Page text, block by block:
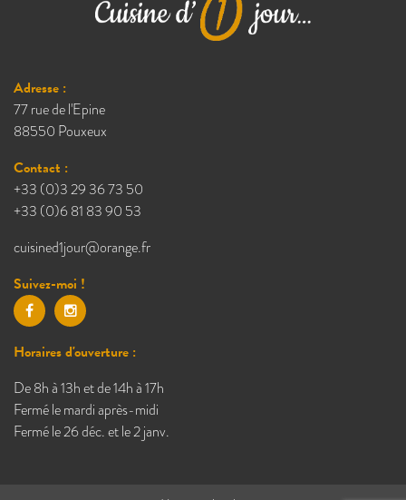
Adresse :
77 rue de l'Epine
88550 Pouxeux
Contact :
+33 (0)3 29 36 73 50
+33 (0)6 81 83 90 53
cuisined1jour@orange.fr
Suivez-moi !
Horaires d'ouverture :
De 8h à 13h et de 14h à 17h
Fermé le mardi après-midi
Fermé le 26 déc. et le 2 janv.